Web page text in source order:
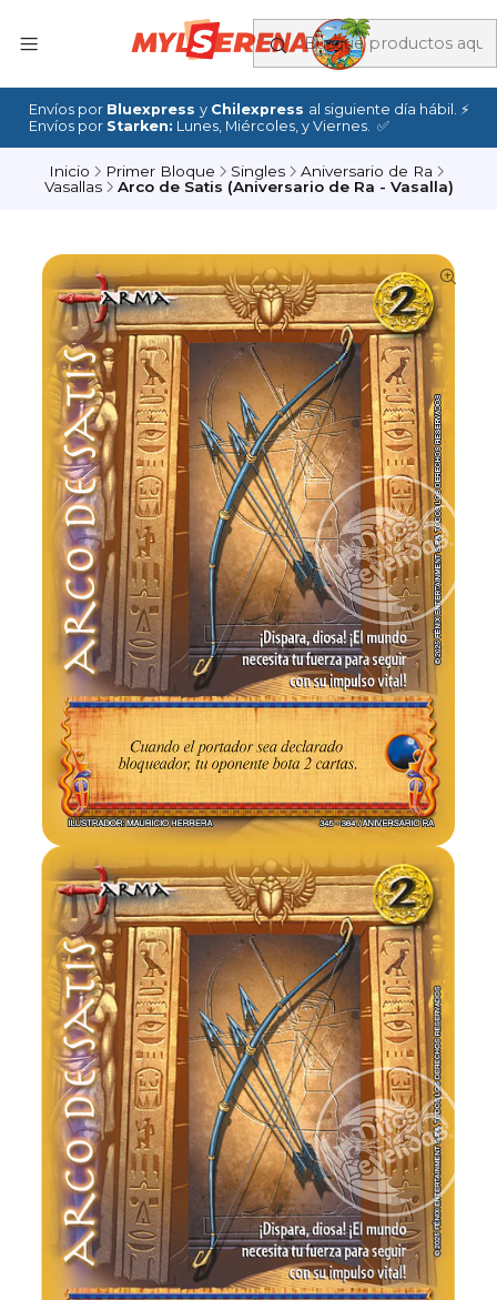
Envíos por Bluexpress y Chilexpress al siguiente día hábil. ⚡
Envíos por Starken: Lunes, Miércoles, y Viernes. ✅
Inicio Primer Bloque Singles
Aniversario de Ra
Vasallas
Arco de Satis (Aniversario de Ra - Vasalla)